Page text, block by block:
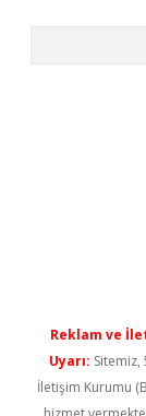
Reklam ve
Uyarı: Sitemiz,
İletişim Kurumu